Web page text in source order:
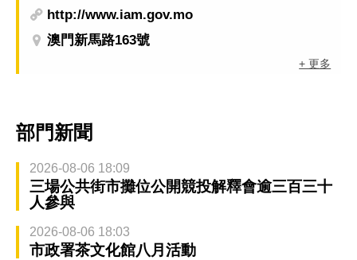
http://www.iam.gov.mo
澳門新馬路163號
+ 更多
部門新聞
2026-08-06 18:09
三場公共街市攤位公開競投解釋會逾三百三十
人參與
2026-08-06 18:03
市政署茶文化館八月活動